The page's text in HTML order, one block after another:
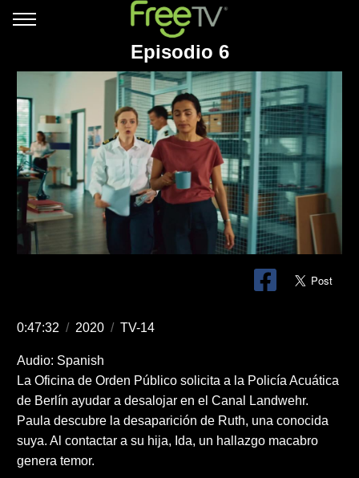
Episodio 6
0:47:32 / 2020 / TV-14
Audio: Spanish
La Oficina de Orden Público solicita a la Policía Acuática
de Berlín ayudar a desalojar en el Canal Landwehr.
Paula descubre la desaparición de Ruth, una conocida
suya. Al contactar a su hija, Ida, un hallazgo macabro
genera temor.